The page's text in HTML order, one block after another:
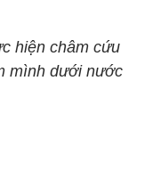
hiện châm cứu
mình dưới nước